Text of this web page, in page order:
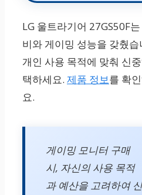
LG 울트라기어 27GS50F
비와 게이밍 성능을 갖췄습
개인 사용 목적에 맞춰 신
택하세요. 제품 정보를 확
요.
게이밍 모니터 구매
시, 자신의 사용 목적
과 예산을 고려하여 신